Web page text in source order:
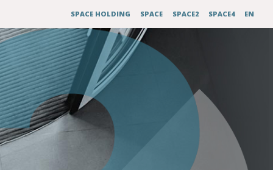
SPACE HOLDING SPACE SPACE2 SPACE4 EN